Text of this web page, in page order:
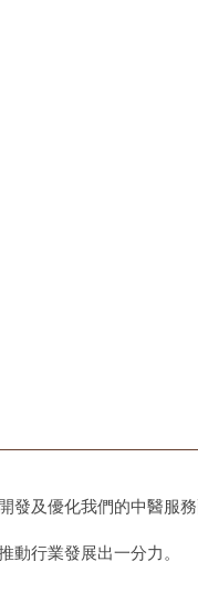
發及優化我們的中醫服
動行業發展出一分力。